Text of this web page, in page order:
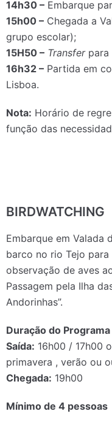
14h30 – Embarque
15h00 – Chegada a
grupo escolar);
15H50 – Transferpara
16h32 – Partida em
Lisboa.
Nota: Horário de
função das
BIRDWATCHING
Embarque em Valada
barco no rio Tejo
observação de aves
Passagem pela Ilha
Andorinhas”.
Duração do
Saída: 16h00 / 17h00
primavera , verão ou
Chegada: 19h00
Mínimo de 4 pessoas